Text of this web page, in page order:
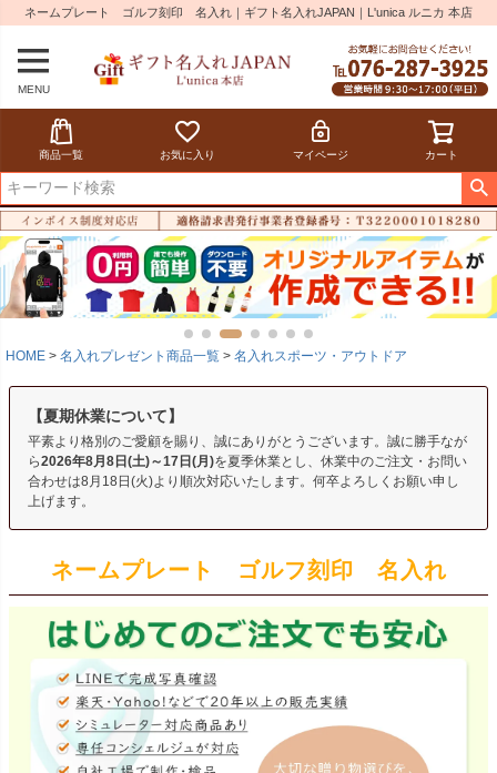
ネームプレート ゴルフ刻印 名入れ｜ギフト名入れJAPAN｜L'unica ルニカ 本店
MENU
商品一覧 お気に入り マイページ カート
HOME 名入れプレゼント商品一覧 名入れスポーツ・アウトドア
【夏期休業について】
平素より格別のご愛顧を賜り、誠にありがとうございます。誠に勝手なが
ら2026年8月8日(土)～17日(月)を夏季休業とし、休業中のご注文・お問い
合わせは8月18日(火)より順次対応いたします。何卒よろしくお願い申し
上げます。
ネームプレート ゴルフ刻印 名入れ